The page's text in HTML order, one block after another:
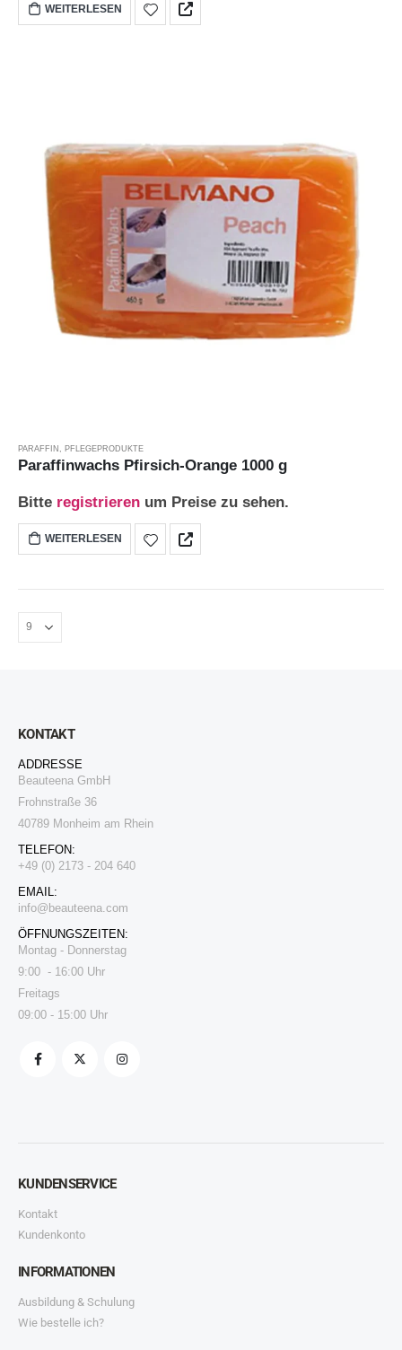
WEITERLESEN
PARAFFIN PFLEGEPRODUKTE
Paraffinwachs Pfirsich-Orange 1000 g
Bitte registrieren um Preise zu sehen.
WEITERLESEN
KONTAKT
ADDRESSE
Beauteena GmbH
Frohnstraße 36
40789 Monheim am Rhein
TELEFON:
+49 (0) 2173 - 204 640
EMAIL:
info@beauteena.com
ÖFFNUNGSZEITEN:
Montag - Donnerstag
9:00 - 16:00 Uhr
Freitags
09:00 - 15:00 Uhr
KUNDENSERVICE
Kontakt
Kundenkonto
INFORMATIONEN
Ausbildung & Schulung
Wie bestelle ich?